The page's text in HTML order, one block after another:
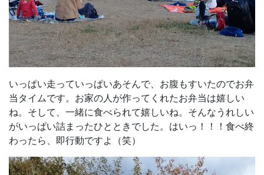
いっぱい走っていっぱいあそんで、お腹もすいたのでお弁
当タイムです。お家の人が作ってくれたお弁当は嬉しい
ね。そして、一緒に食べられて嬉しいね。そんなうれしい
がいっぱい詰まったひとときでした。はいっ！！！食べ終
わったら、即行動ですよ（笑）